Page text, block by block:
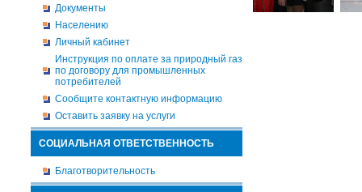
Документы
Населению
Личный кабинет
Инструкция по оплате за природный газ
по договору для промышленных
потребителей
Сообщите контактную информацию
Оставить заявку на услуги
СОЦИАЛЬНАЯ ОТВЕТСТВЕННОСТЬ
Благотворительность